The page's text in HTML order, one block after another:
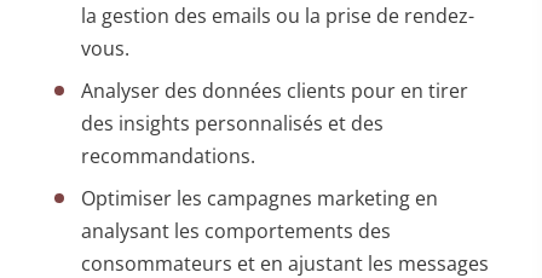
la gestion des emails ou la prise de rendez-
vous.
Analyser des données clients pour en tirer
des insights personnalisés et des
recommandations.
Optimiser les campagnes marketing en
analysant les comportements des
consommateurs et en ajustant les messages